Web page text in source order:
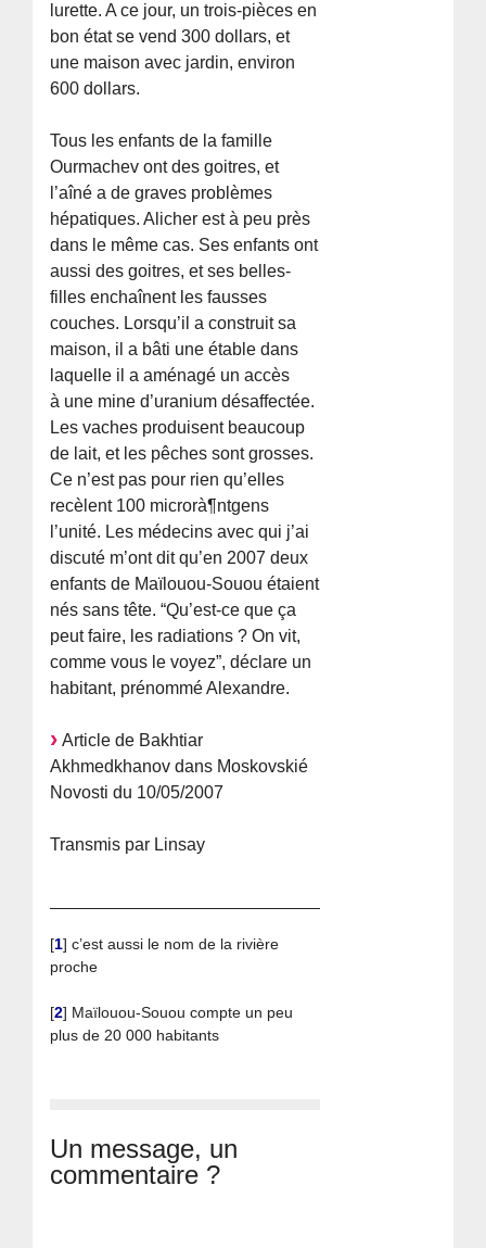
lurette. A ce jour, un trois-pièces en
bon état se vend 300 dollars, et
une maison avec jardin, environ
600 dollars.
Tous les enfants de la famille
Ourmachev ont des goitres, et
l’aîné a de graves problèmes
hépatiques. Alicher est à peu près
dans le même cas. Ses enfants ont
aussi des goitres, et ses belles-
filles enchaînent les fausses
couches. Lorsqu’il a construit sa
maison, il a bâti une étable dans
laquelle il a aménagé un accès
à une mine d’uranium désaffectée.
Les vaches produisent beaucoup
de lait, et les pêches sont grosses.
Ce n’est pas pour rien qu’elles
recèlent 100 microrà¶ntgens
l’unité. Les médecins avec qui j’ai
discuté m’ont dit qu’en 2007 deux
enfants de Maïlouou-Souou étaient
nés sans tête. “Qu’est-ce que ça
peut faire, les radiations ? On vit,
comme vous le voyez”, déclare un
habitant, prénommé Alexandre.
Article de Bakhtiar
Akhmedkhanov dans Moskovskié
Novosti du 10/05/2007
Transmis par Linsay
[1]c’est aussi le nom de la rivière
proche
[2] Maïlouou-Souou compte un peu
plus de 20 000 habitants
Un message, un
commentaire ?